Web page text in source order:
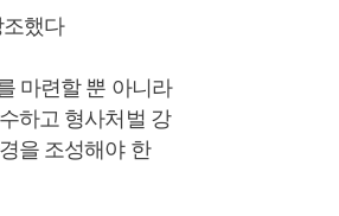
했다
마련할 뿐 아니라
하고 형사처벌 강
을 조성해야 한